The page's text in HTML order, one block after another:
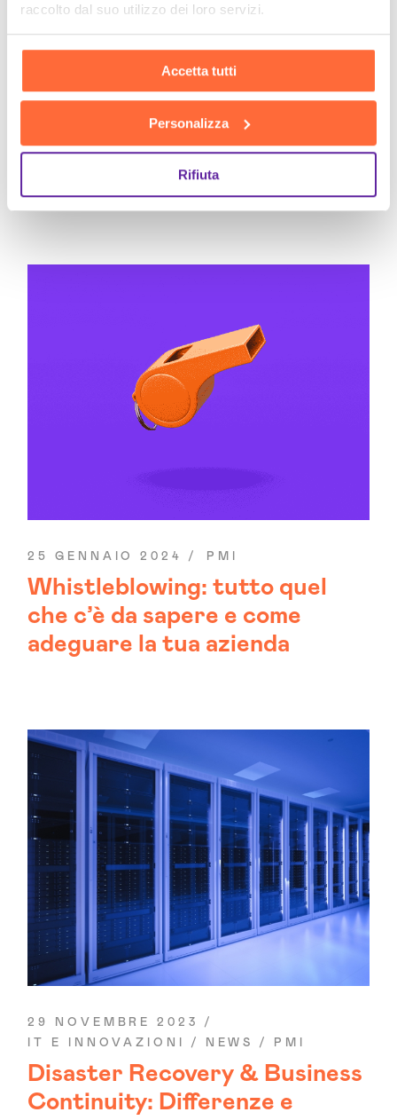
raccolto dal suo utilizzo dei loro servizi.
Accetta tutti
Personalizza
Rifiuta
Blockchain: applicativi pratici
che ti convinceranno a
servirtene anche per la tua
25 GENNAIO 2024 PMI
Whistleblowing: tutto quel
che c’è da sapere e come
adeguare la tua azienda
29 NOVEMBRE 2023
IT E INNOVAZIONI
NEWS PMI
Disaster Recovery & Business
Continuity: Differenze e